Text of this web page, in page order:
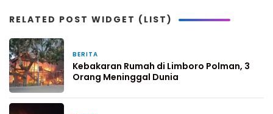
RELATED POST WIDGET (LIST)
BERITA
Kebakaran Rumah di Limboro Polman, 3
Orang Meninggal Dunia